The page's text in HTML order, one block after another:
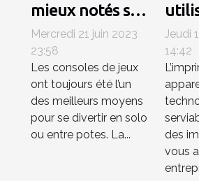
mieux notés sur
la PlayStation 5
Mercredi 21 juin 2023
23:58
Les consoles de jeux
ont toujours été l’un
des meilleurs moyens
pour se divertir en solo
ou entre potes. La...
Jeudi
14:42
des
vous